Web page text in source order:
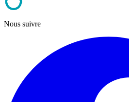
Nous suivre